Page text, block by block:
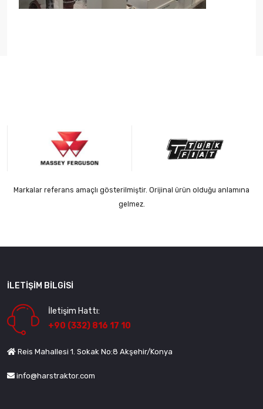
Markalar referans amaçlı gösterilmiştir. Orijinal ürün olduğu anlamına
gelmez.
İLETIŞIM BILGISI
İletişim Hattı:
+90 (332) 816 17 10
Reis Mahallesi 1. Sokak No:8 Akşehir/Konya
info@harstraktor.com